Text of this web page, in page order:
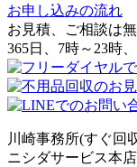
お申し込みの流れ
お見積、ご相談は
365日、7時～23時
川崎事務所(すぐ回
ニシダサービス本